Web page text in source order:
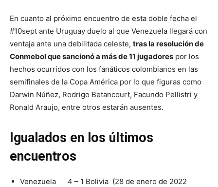
En cuanto al próximo encuentro de esta doble fecha el
#10sept ante Uruguay duelo al que Venezuela llegará con
ventaja ante una debilitada celeste, tras la resolución de
Conmebol que sancionó a más de 11 jugadores por los
hechos ocurridos con los fanáticos colombianos en las
semifinales de la Copa América por lo que figuras como
Darwin Núñez, Rodrigo Betancourt, Facundo Pellistri y
Ronald Araujo, entre otros estarán ausentes.
Igualados en los últimos
encuentros
Venezuela 4 – 1 Bolivia (28 de enero de 2022